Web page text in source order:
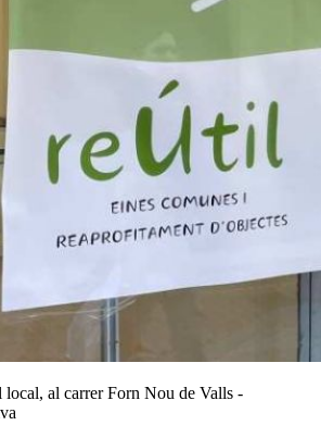
local, al carrer Forn Nou de Valls -